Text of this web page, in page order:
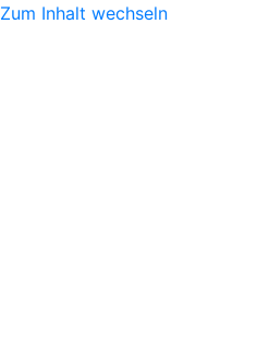
Zum Inhalt wechseln